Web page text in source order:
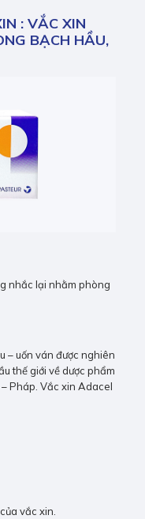
: VẮC XIN
BẠCH HẦU,
nhắc lại nhằm phòng
– uốn ván được nghiên
thế giới về dược phẩm
Pháp. Vắc xin Adacel
vắc xin.